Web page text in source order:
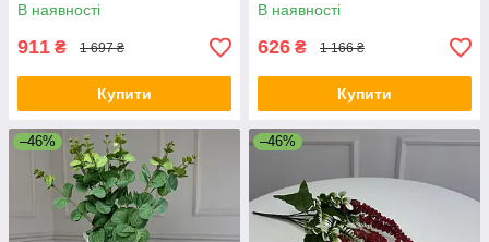
В наявності
911 ₴ 1 697 ₴
Купити
В наявності
626 ₴ 1 166 ₴
Купити
–46% –46%